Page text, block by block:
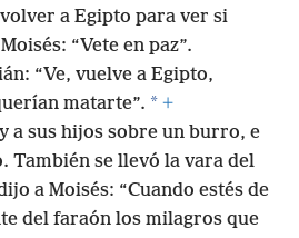
a Egipto para ver si
“Vete en paz”.
“Ve, vuelve a Egipto,
matarte”. * +
a sus hijos sobre un burro, e
También se llevó la vara del
a Moisés: “Cuando estés de
del faraón los milagros que